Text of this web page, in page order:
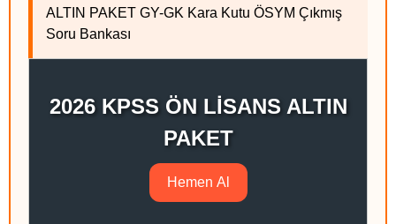
ALTIN PAKET GY-GK Kara Kutu ÖSYM Çıkmış
Soru Bankası
2026 KPSS ÖN LİSANS ALTIN
PAKET
Hemen Al